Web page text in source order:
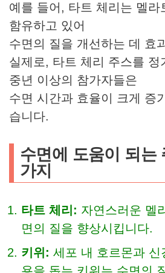
예를 들어, 타트 체리는 멜라
함유하고 있어
수면의 질을 개선하는 데 효
실제로, 타트 체리 주스를 정
중년 이상의 참가자들은
수면 시간과 효율이 크게 증
습니다.
수면에 도움이 되는
가지
타트 체리: 자연스러운 멜
면의 질을 향상시킵니다.
키위: 세포 내 호르몬과